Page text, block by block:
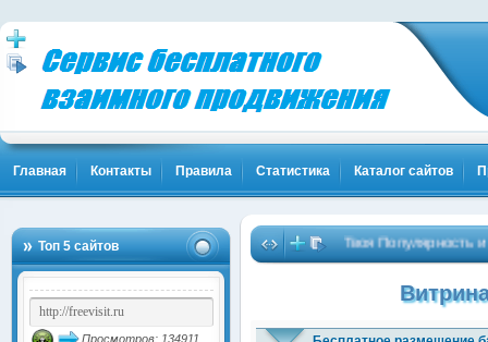
Главная Контакты Правила Статистика Каталог сайтов
Топ 5 сайтов
Просмотров: 134911
Твоя Популярность и